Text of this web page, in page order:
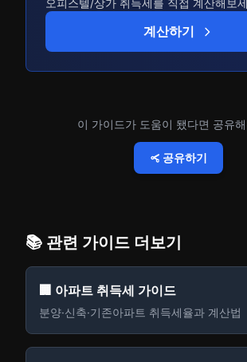
오피스텔/상가 취득세를 직접 계산해보
계산하기
이 가이드가 도움이 됐다면 공유
공유하기
📚 관련 가이드 더보기
🏢 아파트 취득세 가이드
분양·신축·기존아파트 취득세율과 계산법